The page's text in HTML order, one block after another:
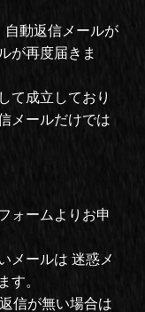
自動返信メールが
が再度届きま
て成立しており
メールだけでは
ォームよりお申
メールは 迷惑メ
す。
信が無い場合は